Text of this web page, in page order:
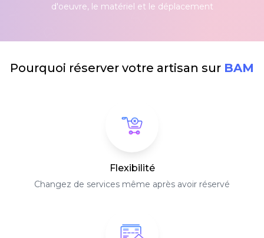
d'oeuvre, le matériel et le déplacement
Pourquoi réserver votre artisan sur BAM
Flexibilité
Changez de services même après avoir réservé